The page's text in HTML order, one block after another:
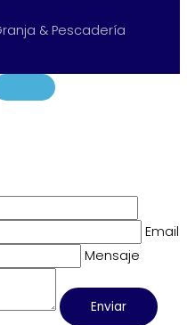
& Pescadería
Email
Mensaje